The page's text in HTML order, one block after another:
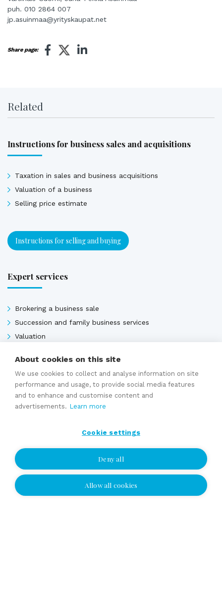
puh. 010 2864 007
jp.asuinmaa@yrityskaupat.net
Share page:
Related
Instructions for business sales and acquisitions
Taxation in sales and business acquisitions
Valuation of a business
Selling price estimate
Instructions for selling and buying
Expert services
Brokering a business sale
Succession and family business services
Valuation
Sales contracts
I wish to be contacted
About cookies on this site
We use cookies to collect and analyse information on site
performance and usage, to provide social media features
and to enhance and customise content and
advertisements. Learn more
Cookie settings
Deny all
Allow all cookies